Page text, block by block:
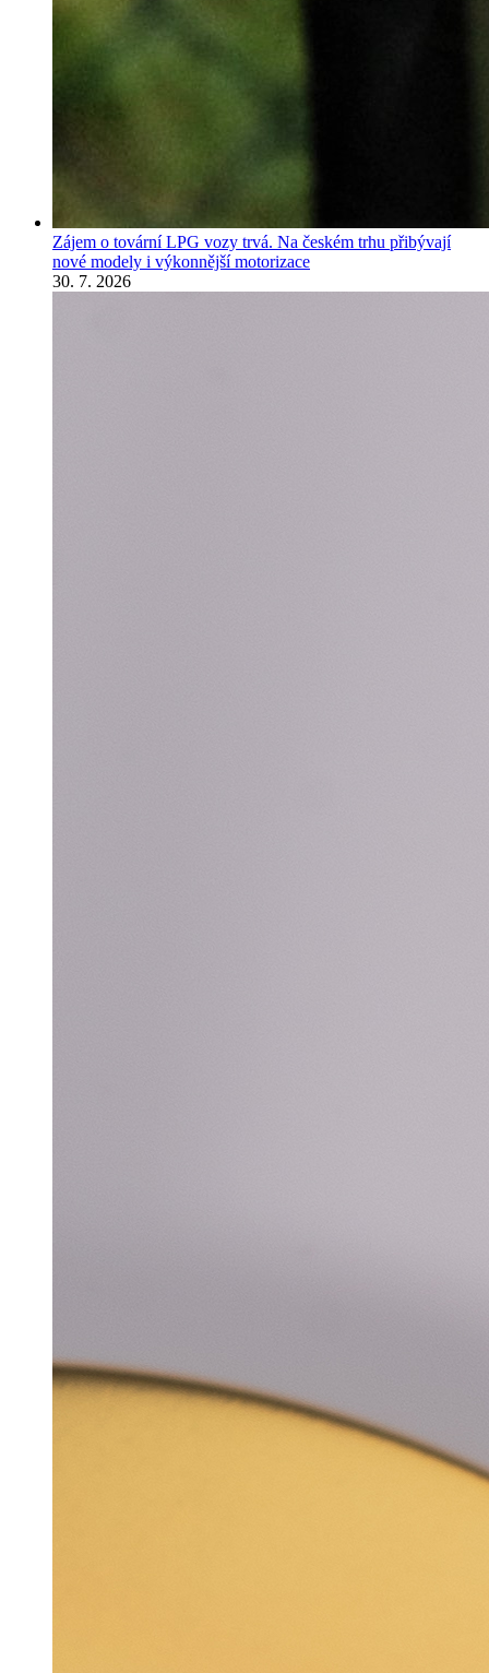
Zájem o tovární LPG vozy trvá. Na českém trhu přibývají
nové modely i výkonnější motorizace
30. 7. 2026